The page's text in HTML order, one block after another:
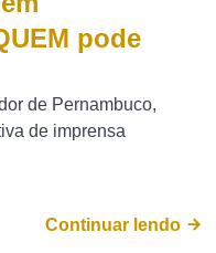
pode
de Pernambuco,
de imprensa
Continuar lendo